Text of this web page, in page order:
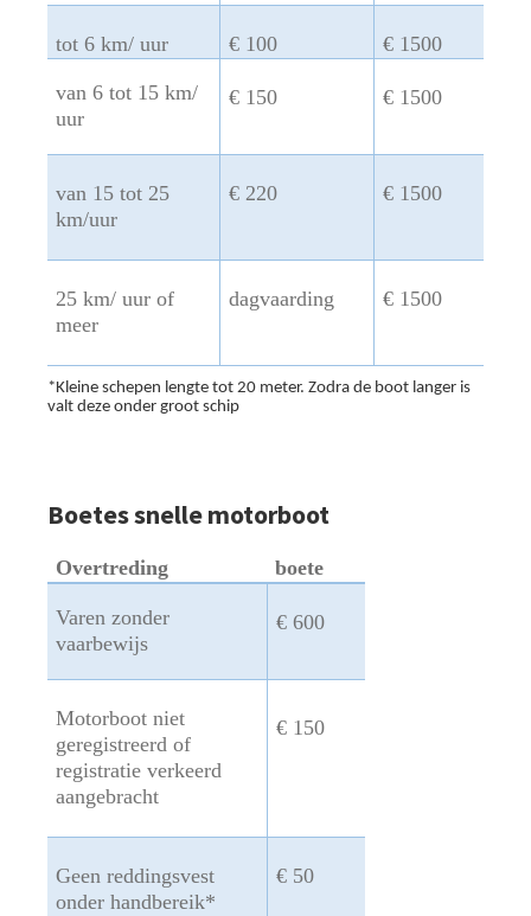
tot 6 km/ uur € 100 € 1500
van 6 tot 15 km/
uur
€ 150 € 1500
van 15 tot 25
km/uur
€ 220 € 1500
25 km/ uur of
meer
dagvaarding € 1500
*Kleine schepen lengte tot 20 meter. Zodra de boot langer is
valt deze onder groot schip
Boetes snelle motorboot
Overtreding boete
Varen zonder
vaarbewijs
€ 600
Motorboot niet
geregistreerd of
registratie verkeerd
aangebracht
€ 150
Geen reddingsvest
onder handbereik*
€ 50